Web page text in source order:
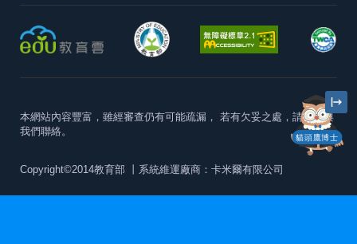
貓頭鷹博士
本網站內容豐富，雖經審查仍有可能疏漏， 若有欠妥之處，請隨時與
我們聯絡。
Copyright©2014教育部 丨系統維運廠商：卡米爾有限公司